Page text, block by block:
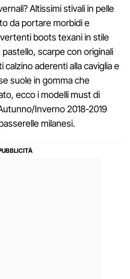
Altissimi stivali in pelle
da portare morbidi e
boots texani in stile
scarpe con originali
aderenti alla caviglia e
suole in gomma che
ecco i modelli must di
Inverno 2018-2019
milanesi.